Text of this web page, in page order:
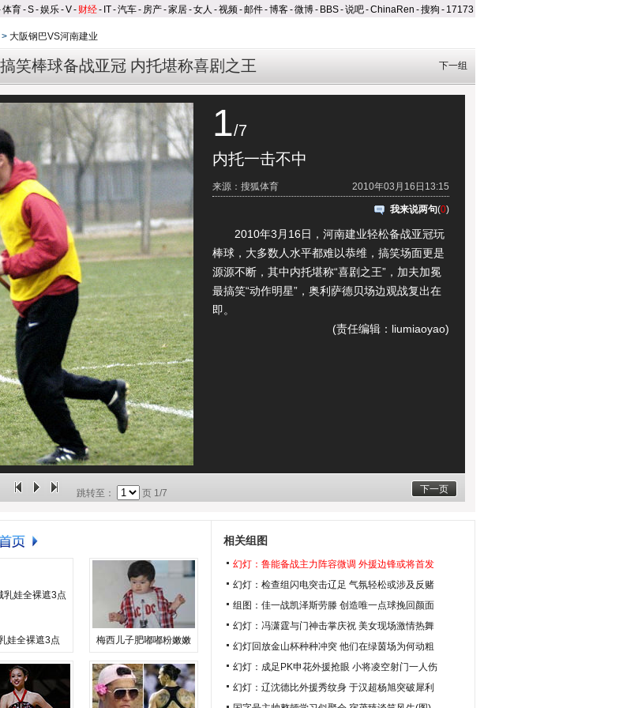
体育-S-娱乐-V- 财经- IT-汽车- 房产-家居-女人 -视频-邮件-博客-微博- BBS-说吧-ChinaRen -搜狗 - 17173
> 大阪钢巴VS河南建业
笑棒球备战亚冠 内托堪称喜剧之王 下一组
1/7
内托一击不中
2010年03月16日13:15
来源：搜狐体育
我来说两句(0)
2010年3月16日，河南建业轻松备战亚冠玩
棒球，大多数人水平都难以恭维，搞笑场面更是
源源不断，其中内托堪称“喜剧之王”，加夫加冕
最搞笑“动作明星”，奥利萨德贝场边观战复出在
即。
(责任编辑：liumiaoyao)
下一页
跳转至： 页 1/7
娃全裸遮3点 梅西儿子肥嘟嘟粉嫩嫩
相关组图
幻灯：鲁能备战主力阵容微调 外援边锋或将首发
幻灯：检查组闪电突击辽足 气氛轻松或涉及反赌
组图：佳一战凯泽斯劳滕 创造唯一点球挽回颜面
幻灯：冯潇霆与门神击掌庆祝 美女现场激情热舞
幻灯回放金山杯种种冲突 他们在绿茵场为何动粗
幻灯：成足PK申花外援抢眼 小将凌空射门一人伤
幻灯：辽沈德比外援秀纹身 于汉超杨旭突破犀利